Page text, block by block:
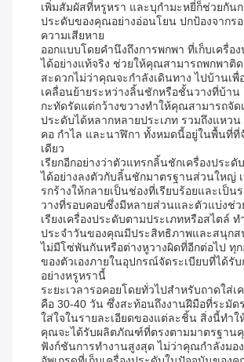
เพิ่มสัมผัสที่หรูหรา และบุกำมะหยี่ก็ช่วยกันก
ประดับของคุณอย่างอ่อนโยน ปกป้องจากร
ความเสียหาย
ออกแบบโดยคำนึงถึงการพกพา ที่เก็บเครื่อ
ได้อย่างแท้จริง ช่วยให้คุณสามารถพกพาติด
สะดวกไม่ว่าคุณจะกำลังเดินทาง ไปบ้านเพื่
เคลื่อนย้ายระหว่างลิ้นชักหรือชั้นวางที่บ้าน
กะทัดรัดแต่กว้างขวางทำให้คุณสามารถจัด
ประดับได้หลากหลายประเภท รวมถึงแหวน
คอ กำไล และนาฬิกา ทั้งหมดนี้อยู่ในพื้นที่ที่
เดียว
เรียกอีกอย่างว่าตัวแทรกลิ้นชักเครื่องประดั
ได้อย่างลงตัวกับลิ้นชักมาตรฐานส่วนใหญ่
รกร้างให้กลายเป็นช่องที่เรียบร้อยและเป็น
วางที่รอบคอบซึ่งมีหลายส่วนและตัวแบ่งช่
เรียงเครื่องประดับตามประเภทหรือสไตล์ ท
ประจำวันของคุณมีประสิทธิภาพและสนุก
ไม่มีโซ่พันกันหรือต่างหูวางผิดที่อีกต่อไป ทุ
ของตัวเองภายในอุปกรณ์จัดระเบียบที่ได้รั
อย่างหรูหรานี้
ระยะเวลารอคอยโดยทั่วไปสำหรับถาดใส่เ
คือ 30-40 วัน ซึ่งสะท้อนถึงงานฝีมือที่ระมัด
ใส่ใจในรายละเอียดของแต่ละชิ้น สิ่งนี้ทำใ
คุณจะได้รับผลิตภัณฑ์ที่ตรงตามมาตรฐาน
ฟังก์ชันการทำงานสูงสุด ไม่ว่าคุณกำลังมอ